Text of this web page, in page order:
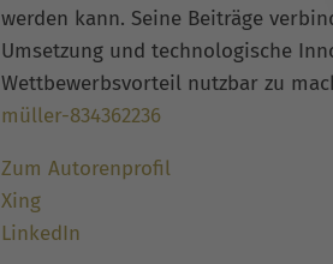
werden kann. Seine Beiträge
Umsetzung und technologische
Wettbewerbsvorteil nutzbar zu
müller-834362236
Zum Autorenprofil
Xing
LinkedIn